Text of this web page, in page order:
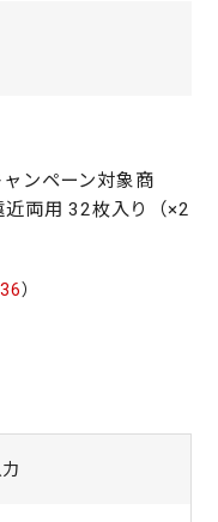
ャンペーン対象商
近両用 32枚入り（×2
）